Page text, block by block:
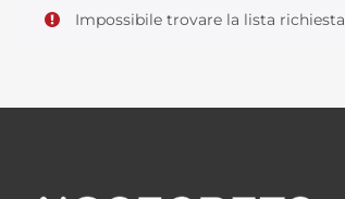
Impossibile trovare la lista richiesta